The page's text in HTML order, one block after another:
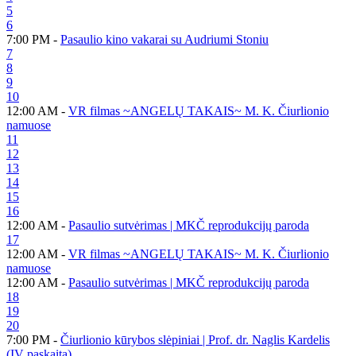
5
6
7:00 PM - Pasaulio kino vakarai su Audriumi Stoniu
7
8
9
10
12:00 AM - VR filmas ~ANGELŲ TAKAIS~ M. K. Čiurlionio
namuose
11
12
13
14
15
16
12:00 AM - Pasaulio sutvėrimas | MKČ reprodukcijų paroda
17
12:00 AM - VR filmas ~ANGELŲ TAKAIS~ M. K. Čiurlionio
namuose
12:00 AM - Pasaulio sutvėrimas | MKČ reprodukcijų paroda
18
19
20
7:00 PM - Čiurlionio kūrybos slėpiniai | Prof. dr. Naglis Kardelis